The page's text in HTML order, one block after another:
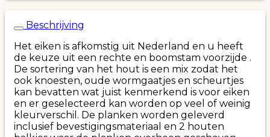
Beschrijving
Het eiken is afkomstig uit Nederland en u heeft
de keuze uit een rechte en boomstam voorzijde .
De sortering van het hout is een mix zodat het
ook knoesten, oude wormgaatjes en scheurtjes
kan bevatten wat juist kenmerkend is voor eiken
en er geselecteerd kan worden op veel of weinig
kleurverschil. De planken worden geleverd
inclusief bevestigingsmateriaal en 2 houten